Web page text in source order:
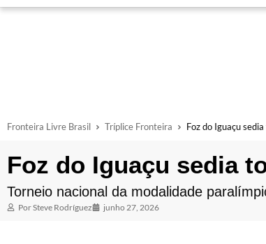
Fronteira Livre Brasil Tríplice Fronteira Foz do Iguaçu
Foz do Iguaçu sedia
Torneio nacional da modalidade
PorSteve Rodríguez junho 27, 2026